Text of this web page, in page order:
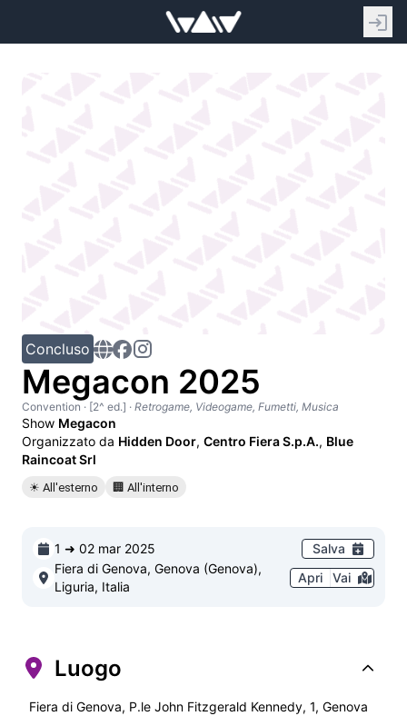
Concluso
Megacon 2025
Convention · [2^ ed.] · Retrogame, Videogame, Fumetti, Musica
Show Megacon
Organizzato da Hidden Door, Centro Fiera S.p.A., Blue
Raincoat Srl
☀ All'esterno 🏢 All'interno
1 ➜ 02 mar 2025
Salva
Fiera di Genova, Genova (Genova),
Liguria, Italia
Apri Vai
Luogo
Fiera di Genova, P.le John Fitzgerald Kennedy, 1, Genova